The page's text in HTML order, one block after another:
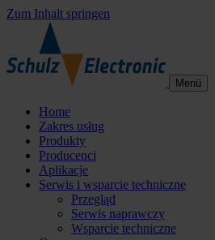
Zum Inhalt springen
Menü
Home
Zakres usług
Produkty
Producenci
Aplikacje
Serwis i wsparcie techniczne
Przegląd
Serwis naprawczy
Wsparcie techniczne